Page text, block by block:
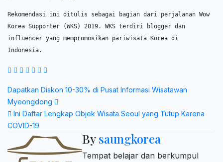
Rekomendasi ini ditulis sebagai bagian dari perjalanan Wow
Korea Supporter (WKS) 2019. WKS terdiri blogger dan
influencer yang mempromosikan pariwisata Korea di
Indonesia.
Post
navigation
Dapatkan Diskon 10-30% di Pusat Informasi Wisatawan
Myeongdong
Ini Daftar Lengkap Objek Wisata Seoul yang Tutup Karena
COVID-19
Bysaungkorea
Tempat belajar dan berkumpul